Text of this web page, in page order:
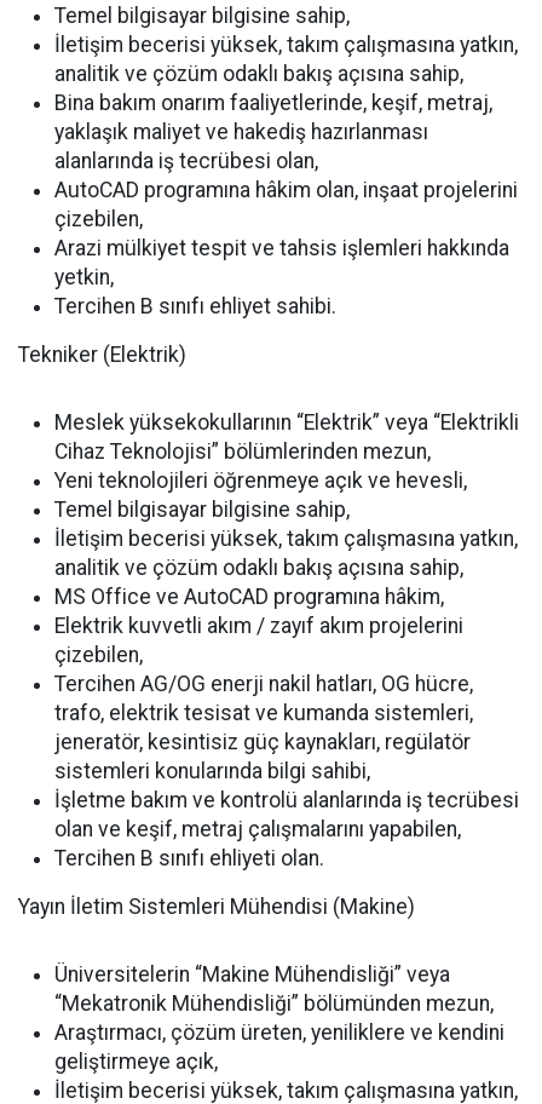
Temel bilgisayar bilgisine sahip,
İletişim becerisi yüksek, takım çalışmasına yatkın,
analitik ve çözüm odaklı bakış açısına sahip,
Bina bakım onarım faaliyetlerinde, keşif, metraj,
yaklaşık maliyet ve hakediş hazırlanması
alanlarında iş tecrübesi olan,
AutoCAD programına hâkim olan, inşaat projelerini
çizebilen,
Arazi mülkiyet tespit ve tahsis işlemleri hakkında
yetkin,
Tercihen B sınıfı ehliyet sahibi.
Tekniker (Elektrik)
Meslek yüksekokullarının “Elektrik” veya “Elektrikli
Cihaz Teknolojisi” bölümlerinden mezun,
Yeni teknolojileri öğrenmeye açık ve hevesli,
Temel bilgisayar bilgisine sahip,
İletişim becerisi yüksek, takım çalışmasına yatkın,
analitik ve çözüm odaklı bakış açısına sahip,
MS Office ve AutoCAD programına hâkim,
Elektrik kuvvetli akım / zayıf akım projelerini
çizebilen,
Tercihen AG/OG enerji nakil hatları, OG hücre,
trafo, elektrik tesisat ve kumanda sistemleri,
jeneratör, kesintisiz güç kaynakları, regülatör
sistemleri konularında bilgi sahibi,
İşletme bakım ve kontrolü alanlarında iş tecrübesi
olan ve keşif, metraj çalışmalarını yapabilen,
Tercihen B sınıfı ehliyeti olan.
Yayın İletim Sistemleri Mühendisi (Makine)
Üniversitelerin “Makine Mühendisliği” veya
“Mekatronik Mühendisliği” bölümünden mezun,
Araştırmacı, çözüm üreten, yeniliklere ve kendini
geliştirmeye açık,
İletişim becerisi yüksek, takım çalışmasına yatkın,